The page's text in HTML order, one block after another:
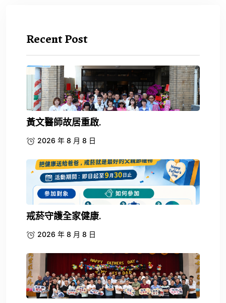
Recent Post
黃文醫師故居重啟.
2026 年 8 月 8 日
戒菸守護全家健康.
2026 年 8 月 8 日